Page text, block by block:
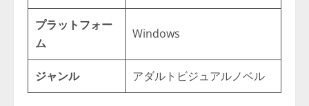
プラットフォー
ム
Windows
ジャンル アダルトビジュアルノベル